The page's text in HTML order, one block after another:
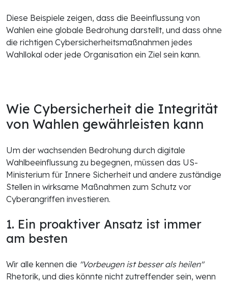
Diese Beispiele zeigen, dass die Beeinflussung von
Wahlen eine globale Bedrohung darstellt, und dass ohne
die richtigen Cybersicherheitsmaßnahmen jedes
Wahllokal oder jede Organisation ein Ziel sein kann.
Wie Cybersicherheit die Integrität
von Wahlen gewährleisten kann
Um der wachsenden Bedrohung durch digitale
Wahlbeeinflussung zu begegnen, müssen das US-
Ministerium für Innere Sicherheit und andere zuständige
Stellen in wirksame Maßnahmen zum Schutz vor
Cyberangriffen investieren.
1. Ein proaktiver Ansatz ist immer
am besten
Wir alle kennen die "Vorbeugen ist besser als heilen"
Rhetorik, und dies könnte nicht zutreffender sein, wenn